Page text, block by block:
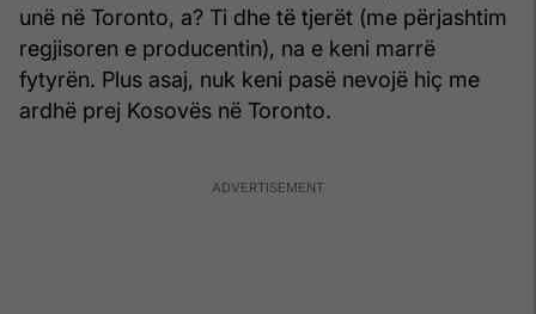
unë në Toronto, a? Ti dhe të tjerët (me përjashtim
regjisoren e producentin), na e keni marrë
fytyrën. Plus asaj, nuk keni pasë nevojë hiç me
ardhë prej Kosovës në Toronto.